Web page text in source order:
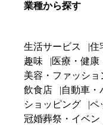
業種から探す
生活サービス 住
趣味
医療・健康
美容・ファッショ
飲食店
自動車・
ショッピング
ペ
冠婚葬祭・イベン